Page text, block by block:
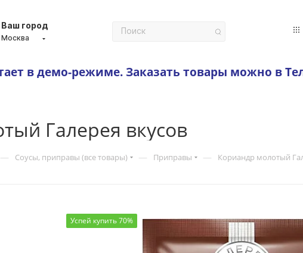
Ваш город
Москва
в демо-режиме. Заказать товары можно в
Галерея вкусов
— Соусы, приправы (все товары) — Приправы — Кориандр молотый
Успей купить 70%